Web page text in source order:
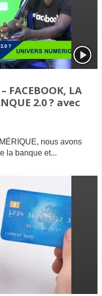
FACEBOOK, LA
2.0 ? avec
nous avons
la banque et...